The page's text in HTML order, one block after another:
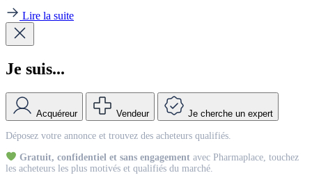
Lire la suite
Je suis...
Acquéreur Vendeur Je cherche un expert
Vendeur
Déposez votre annonce et trouvez des acheteurs qualifiés.
Gratuit, confidentiel et sans engagement avec Pharmaplace, touchez
les acheteurs les plus motivés et qualifiés du marché.